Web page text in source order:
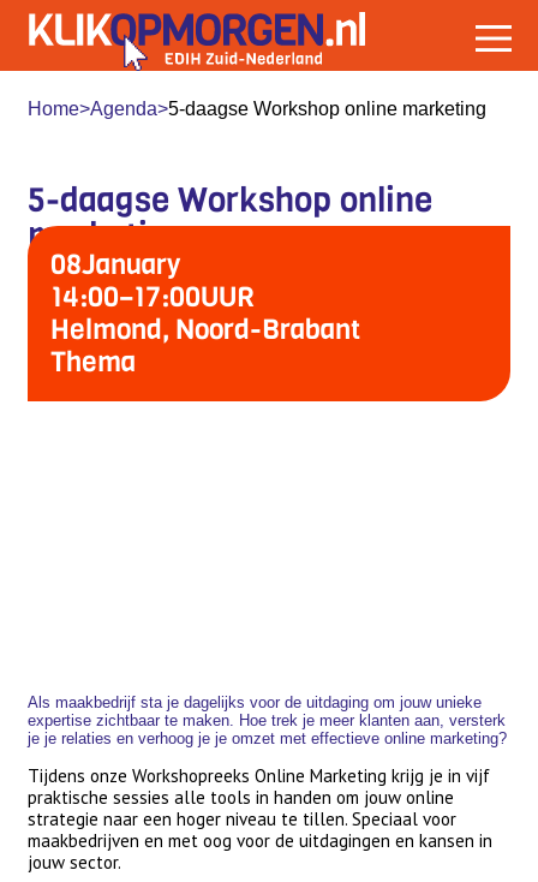
Home>Agenda>5-daagse Workshop online marketing
5-daagse Workshop online
marketing
08January
14:00–17:00UUR
Helmond, Noord-Brabant
Thema
Als maakbedrijf sta je dagelijks voor de uitdaging om jouw unieke
expertise zichtbaar te maken. Hoe trek je meer klanten aan, versterk
je je relaties en verhoog je je omzet met effectieve online marketing?
Tijdens onze Workshopreeks Online Marketing krijg je in vijf
praktische sessies alle tools in handen om jouw online
strategie naar een hoger niveau te tillen. Speciaal voor
maakbedrijven en met oog voor de uitdagingen en kansen in
jouw sector.